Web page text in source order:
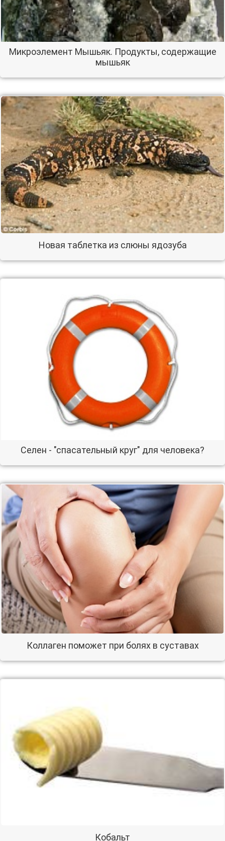
Микроэлемент Мышьяк. Продукты, содержащие
мышьяк
Новая таблетка из слюны ядозуба
Селен - "спасательный круг" для человека?
Коллаген поможет при болях в суставах
Кобальт